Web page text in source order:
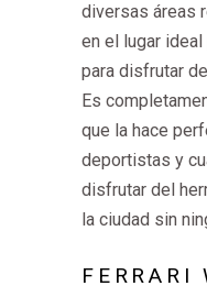
diversas áreas
en el lugar
para disfrutar
Es
que la hace
deportistas y
disfrutar del
la ciudad sin
FERRARI